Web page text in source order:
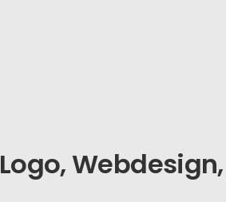
Logo,